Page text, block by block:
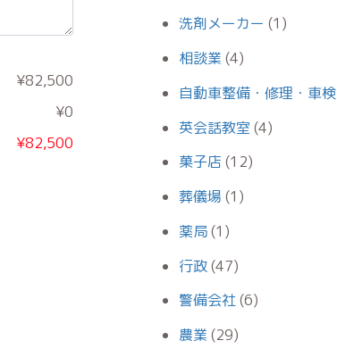
¥82,500
¥0
¥82,500
洗剤メーカー (1)
相談業 (4)
自動車整備・修理・車検
英会話教室 (4)
菓子店 (12)
葬儀場 (1)
薬局(1)
行政(47)
警備会社(6)
農業 (29)